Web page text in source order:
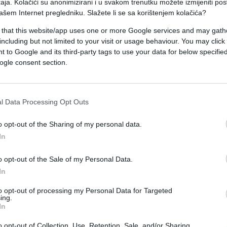
Kolačići su anonimizirani i u svakom trenutku možete izmijeniti
Internet pregledniku. Slažete li se sa korištenjem kolačića?
that this website/app uses one or more Google services and may
but not limited to your visit or usage behaviour. You may
to Google and its third-party tags to use your data for below
consent section.
Data Processing Opt Outs
opt-out of the Sharing of my personal data.
opt-out of the Sale of my Personal Data.
opt-out of processing my Personal Data for Targeted
protiv Izraela koje, kako tvrdi, nikada
personama non grata izraelskog ministra
financija Bezalela Smotricha, krajnje desne
kojima su poticali na nasilje i teška kršenja
uvoz robe iz ilegalnih izraelskih naselja na
proglasila je nepoželjnom osobom i
preuzimanja mandata, s pročelja zgrade